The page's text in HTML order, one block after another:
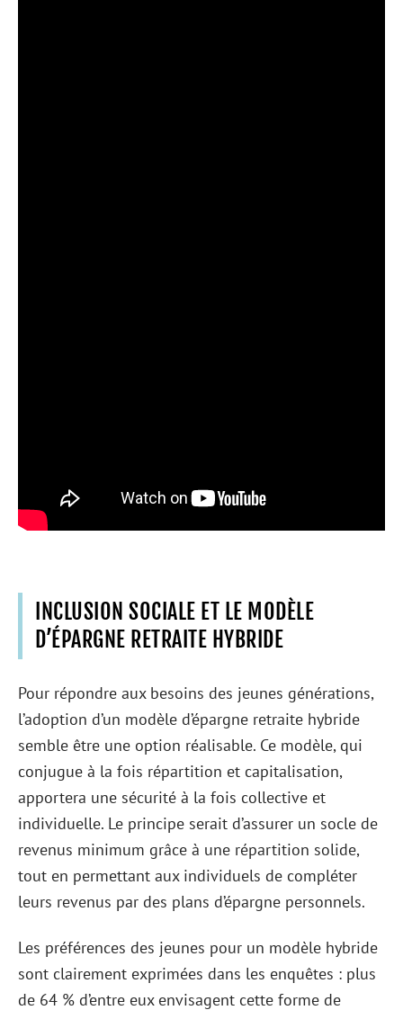
INCLUSION SOCIALE ET LE MODÈLE
D’ÉPARGNE RETRAITE HYBRIDE
Pour répondre aux besoins des jeunes générations,
l’adoption d’un modèle d’épargne retraite hybride
semble être une option réalisable. Ce modèle, qui
conjugue à la fois répartition et capitalisation,
apportera une sécurité à la fois collective et
individuelle. Le principe serait d’assurer un socle de
revenus minimum grâce à une répartition solide,
tout en permettant aux individuels de compléter
leurs revenus par des plans d’épargne personnels.
Les préférences des jeunes pour un modèle hybride
sont clairement exprimées dans les enquêtes : plus
de 64 % d’entre eux envisagent cette forme de